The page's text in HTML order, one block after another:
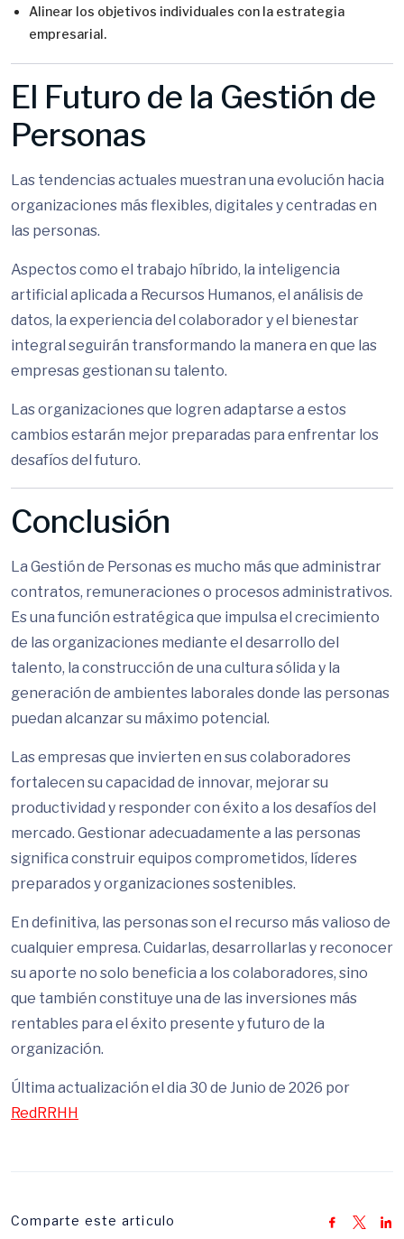
Alinear los objetivos individuales con la estrategia
empresarial.
El Futuro de la Gestión de
Personas
Las tendencias actuales muestran una evolución hacia
organizaciones más flexibles, digitales y centradas en
las personas.
Aspectos como el trabajo híbrido, la inteligencia
artificial aplicada a Recursos Humanos, el análisis de
datos, la experiencia del colaborador y el bienestar
integral seguirán transformando la manera en que las
empresas gestionan su talento.
Las organizaciones que logren adaptarse a estos
cambios estarán mejor preparadas para enfrentar los
desafíos del futuro.
Conclusión
La Gestión de Personas es mucho más que administrar
contratos, remuneraciones o procesos administrativos.
Es una función estratégica que impulsa el crecimiento
de las organizaciones mediante el desarrollo del
talento, la construcción de una cultura sólida y la
generación de ambientes laborales donde las personas
puedan alcanzar su máximo potencial.
Las empresas que invierten en sus colaboradores
fortalecen su capacidad de innovar, mejorar su
productividad y responder con éxito a los desafíos del
mercado. Gestionar adecuadamente a las personas
significa construir equipos comprometidos, líderes
preparados y organizaciones sostenibles.
En definitiva, las personas son el recurso más valioso de
cualquier empresa. Cuidarlas, desarrollarlas y reconocer
su aporte no solo beneficia a los colaboradores, sino
que también constituye una de las inversiones más
rentables para el éxito presente y futuro de la
organización.
Última actualización el dia 30 de Junio de 2026 por
RedRRHH
Comparte este articulo